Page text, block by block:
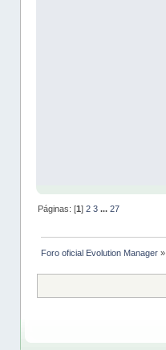
Páginas: [1] 2 3 ... 27
Foro oficial Evolution Manager»